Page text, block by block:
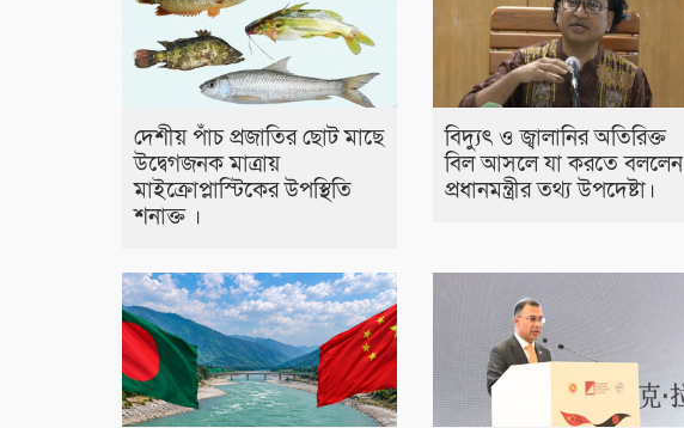
দেশীয় পাঁচ প্রজাতির ছোট মাছে
উদ্বেগজনক মাত্রায়
মাইক্রোপ্লাস্টিকের উপস্থিতি
শনাক্ত ।
বিদ্যুৎ ও জ্বালানির অতিরিক্ত
বিল আসলে যা করতে বললেন
প্রধানমন্ত্রীর তথ্য উপদেষ্টা।